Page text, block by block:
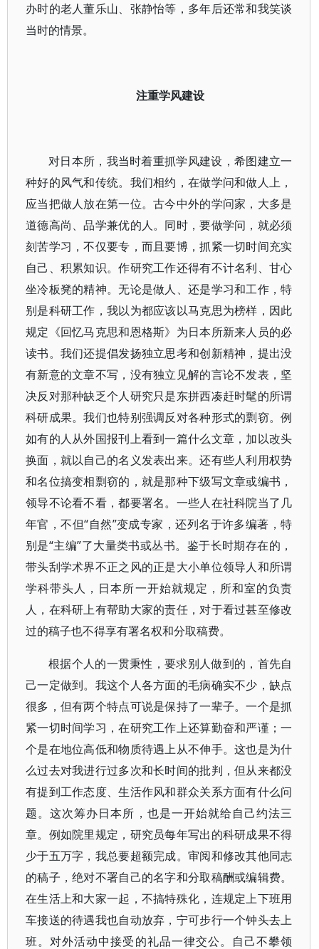
办时的老人董乐山、张静怡等，多年后还常和我笑谈
当时的情景。
注重学风建设
对日本所，我当时着重抓学风建设，希图建立一
种好的风气和传统。我们相约，在做学问和做人上，
应当把做人放在第一位。古今中外的学问家，大多是
道德高尚、品学兼优的人。同时，要做学问，就必须
刻苦学习，不仅要专，而且要博，抓紧一切时间充实
自己、积累知识。作研究工作还得有不计名利、甘心
坐冷板凳的精神。无论是做人、还是学习和工作，特
别是科研工作，我以为都应该以马克思为榜样，因此
规定《回忆马克思和恩格斯》为日本所新来人员的必
读书。我们还提倡发扬独立思考和创新精神，提出没
有新意的文章不写，没有独立见解的言论不发表，坚
决反对那种缺乏个人研究只是东拼西凑赶时髦的所谓
科研成果。我们也特别强调反对各种形式的剽窃。例
如有的人从外国报刊上看到一篇什么文章，加以改头
换面，就以自己的名义发表出来。还有些人利用权势
和名位搞变相剽窃的，就是那种下级写文章或编书，
领导不论看不看，都要署名。一些人在社科院当了几
年官，不但“自然”变成专家，还列名于许多编著，特
别是“主编”了大量类书或丛书。鉴于长时期存在的，
带头刮学术界不正之风的正是大小单位领导人和所谓
学科带头人，日本所一开始就规定，所和室的负责
人，在科研上有帮助大家的责任，对于看过甚至修改
过的稿子也不得享有署名权和分取稿费。
根据个人的一贯秉性，要求别人做到的，首先自
己一定做到。我这个人各方面的毛病确实不少，缺点
很多，但有两个特点可说是保持了一辈子。一个是抓
紧一切时间学习，在研究工作上还算勤奋和严谨；一
个是在地位高低和物质待遇上从不伸手。这也是为什
么过去对我进行过多次和长时间的批判，但从来都没
有提到工作态度、生活作风和群众关系方面有什么问
题。这次筹办日本所，也是一开始就给自己约法三
章。例如院里规定，研究员每年写出的科研成果不得
少于五万字，我总要超额完成。审阅和修改其他同志
的稿子，绝对不署自己的名字和分取稿酬或编辑费。
在生活上和大家一起，不搞特殊化，连规定上下班用
车接送的待遇我也自动放弃，宁可步行一个钟头去上
班。对外活动中接受的礼品一律交公。自己不攀领